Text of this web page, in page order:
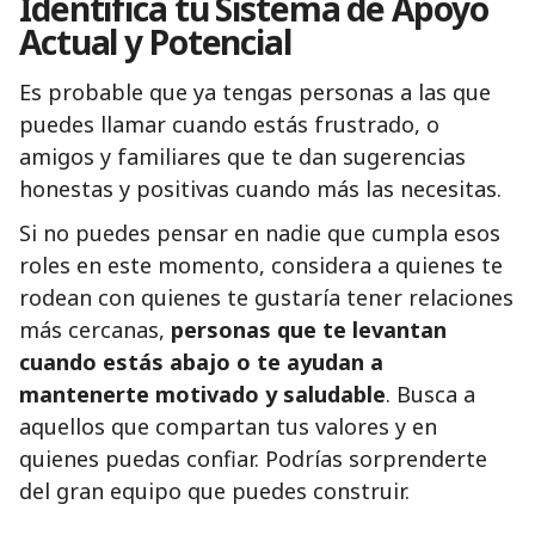
Actual y Potencial
Es probable que ya tengas personas a las que
puedes llamar cuando estás frustrado, o
amigos y familiares que te dan sugerencias
honestas y positivas cuando más las necesitas.
Si no puedes pensar en nadie que cumpla esos
roles en este momento, considera a quienes te
rodean con quienes te gustaría tener relaciones
más cercanas, personas que te levantan
cuando estás abajo o te ayudan a
mantenerte motivado y saludable. Busca a
aquellos que compartan tus valores y en
quienes puedas confiar. Podrías sorprenderte
del gran equipo que puedes construir.